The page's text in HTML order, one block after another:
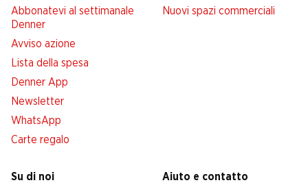
Abbonatevi al settimanale
Denner
Avviso azione
Lista della spesa
Denner App
Newsletter
WhatsApp
Carte regalo
Nuovi spazi commerciali
Su di noi
Aiuto e contatto